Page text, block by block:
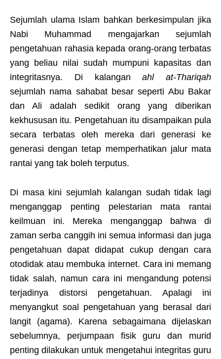
Sejumlah ulama Islam bahkan berkesimpulan jika
Nabi Muhammad mengajarkan sejumlah
pengetahuan rahasia kepada orang-orang terbatas
yang beliau nilai sudah mumpuni kapasitas dan
integritasnya. Di kalanganahl at-Thariqah
sejumlah nama sahabat besar seperti Abu Bakar
dan Ali adalah sedikit orang yang diberikan
kekhususan itu. Pengetahuan itu disampaikan pula
secara terbatas oleh mereka dari generasi ke
generasi dengan tetap memperhatikan jalur mata
rantai yang tak boleh terputus.
Di masa kini sejumlah kalangan sudah tidak lagi
menganggap penting pelestarian mata rantai
keilmuan ini. Mereka menganggap bahwa di
zaman serba canggih ini semua informasi dan juga
pengetahuan dapat didapat cukup dengan cara
otodidak atau membuka internet. Cara ini memang
tidak salah, namun cara ini mengandung potensi
terjadinya distorsi pengetahuan. Apalagi ini
menyangkut soal pengetahuan yang berasal dari
langit (agama). Karena sebagaimana dijelaskan
sebelumnya, perjumpaan fisik guru dan murid
penting dilakukan untuk mengetahui integritas guru